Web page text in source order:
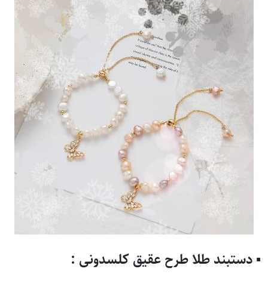
▪️ دستبند طلا طرح عقیق کلسدونی :